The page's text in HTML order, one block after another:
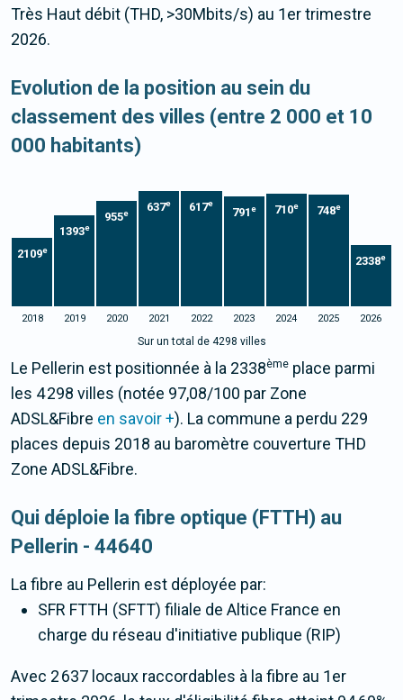
Très Haut débit (THD, >30Mbits/s) au 1er trimestre
2026.
Evolution de la position au sein du
classement des villes (entre 2 000 et 10
000 habitants)
2109e
1393e
955e 637e 617e
791 e 710e 748e
2338e
2018 2019 2020 2021 2022 2023 2024 2025 2026
Sur un total de 4298 villes
Le Pellerin est positionnée à la 2338ème place parmi
les 4 298 villes (notée 97,08/100 par Zone
ADSL&Fibre en savoir +). La commune a perdu 229
places depuis 2018 au baromètre couverture THD
Zone ADSL&Fibre.
Qui déploie la fibre optique (FTTH) au
Pellerin - 44640
La fibre au Pellerin est déployée par:
SFR FTTH (SFTT) filiale de Altice France en
charge du réseau d'initiative publique (RIP)
Avec 2 637 locaux raccordables à la fibre au 1er